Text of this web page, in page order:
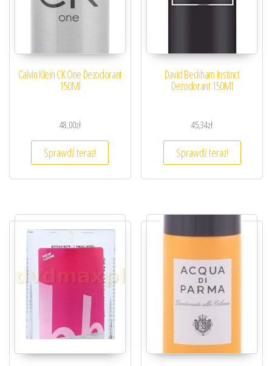
Calvin Klein CK One Dezodorant
150Ml
48,00zł
Sprawdź teraz!
David Beckham Instinct
Dezodorant 150Ml
45,34zł
Sprawdź teraz!